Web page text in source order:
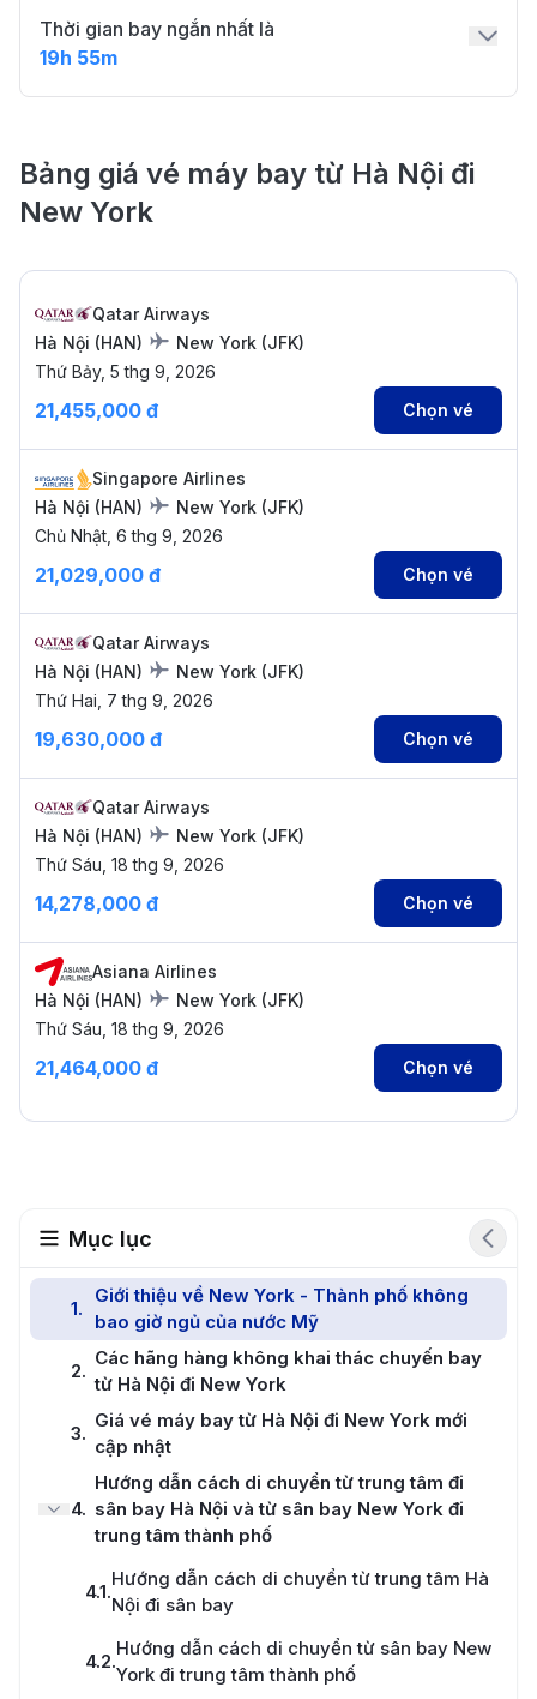
Thời gian bay ngắn nhất là
19h 55m
Bảng giá vé máy bay từ Hà Nội đi
New York
Qatar Airways
Hà Nội (HAN) New York (JFK)
Thứ Bảy, 5 thg 9, 2026
21,455,000 đ Chọn vé
Singapore Airlines
Hà Nội (HAN) New York (JFK)
Chủ Nhật, 6 thg 9, 2026
21,029,000 đ Chọn vé
Qatar Airways
Hà Nội (HAN) New York (JFK)
Thứ Hai, 7 thg 9, 2026
19,630,000 đ Chọn vé
Qatar Airways
Hà Nội (HAN) New York (JFK)
Thứ Sáu, 18 thg 9, 2026
14,278,000 đ Chọn vé
Asiana Airlines
Hà Nội (HAN) New York (JFK)
Thứ Sáu, 18 thg 9, 2026
21,464,000 đ Chọn vé
Mục lục
1.
Giới thiệu về New York - Thành phố không
bao giờ ngủ của nước Mỹ
2.
Các hãng hàng không khai thác chuyến bay
từ Hà Nội đi New York
3.
Giá vé máy bay từ Hà Nội đi New York mới
cập nhật
4.
Hướng dẫn cách di chuyển từ trung tâm đi
sân bay Hà Nội và từ sân bay New York đi
trung tâm thành phố
4.1.
Hướng dẫn cách di chuyển từ trung tâm Hà
Nội đi sân bay
4.2.
Hướng dẫn cách di chuyển từ sân bay New
York đi trung tâm thành phố